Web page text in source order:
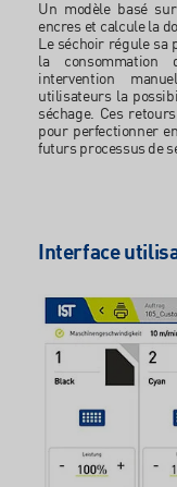
Un modèle basé
encres et calcule la
Le séchoir régule
la consommation
intervention
utilisateurs la
séchage. Ces
pour perfectionner
futurs processus de
Interface